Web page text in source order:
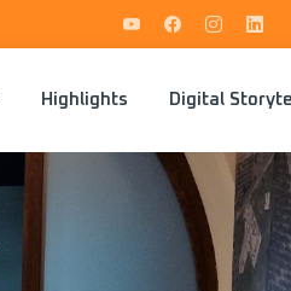
Highlights Digital